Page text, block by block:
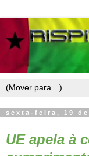
sexta-feira, 19 de
UE apela à